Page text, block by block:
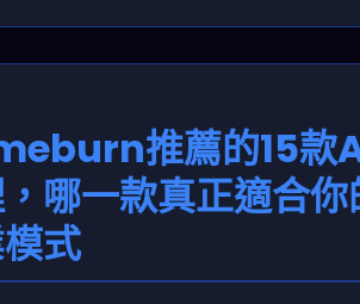
推薦的15款
哪一款真正適合你
式